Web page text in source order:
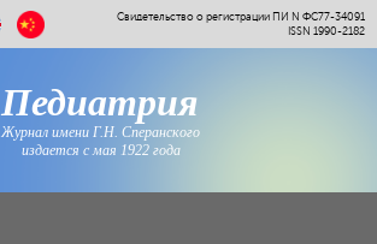
Свидетельство о регистрации ПИ N ФС77-34091
ISSN 1990-2182
Педиатрия
Журнал имени Г.Н. Сперанского
издается с мая 1922 года